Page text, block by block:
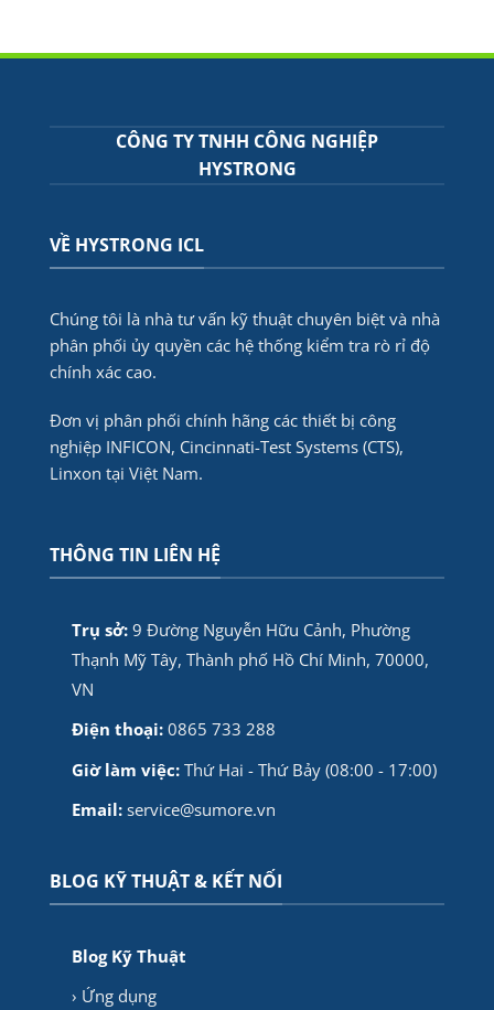
CÔNG TY TNHH CÔNG NGHIỆP
HYSTRONG
VỀ HYSTRONG ICL
Chúng tôi là nhà tư vấn kỹ thuật chuyên biệt và nhà
phân phối ủy quyền các hệ thống kiểm tra rò rỉ độ
chính xác cao.
Đơn vị phân phối chính hãng các thiết bị công
nghiệp INFICON, Cincinnati-Test Systems (CTS),
Linxon tại Việt Nam.
THÔNG TIN LIÊN HỆ
Trụ sở: 9 Đường Nguyễn Hữu Cảnh, Phường
Thạnh Mỹ Tây, Thành phố Hồ Chí Minh, 70000,
VN
Điện thoại:0865 733 288
Giờ làm việc:Thứ Hai - Thứ Bảy (08:00 - 17:00)
Email:service@sumore.vn
BLOG KỸ THUẬT & KẾT NỐI
Blog Kỹ Thuật
› Ứng dụng